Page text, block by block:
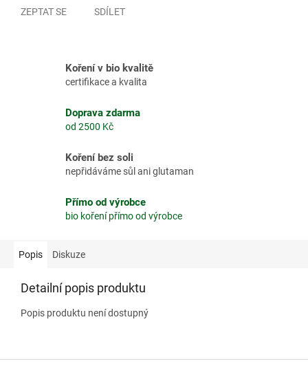
ZEPTAT SE SDÍLET
Koření v bio kvalitě
certifikace a kvalita
Doprava zdarma
od 2500 Kč
Koření bez soli
nepřidáváme sůl ani glutaman
Přímo od výrobce
bio koření přímo od výrobce
Popis Diskuze
Detailní popis produktu
Popis produktu není dostupný